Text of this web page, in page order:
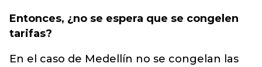
Entonces, ¿no se espera que se congelen
tarifas?
En el caso de Medellín no se congelan las